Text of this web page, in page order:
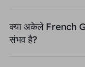
क्या अकेले French
संभव है?